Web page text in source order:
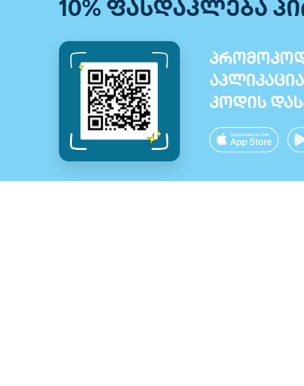
10% ფასდაკლება
კოდის